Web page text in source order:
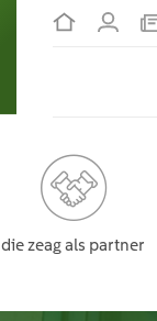
die zeag als partner